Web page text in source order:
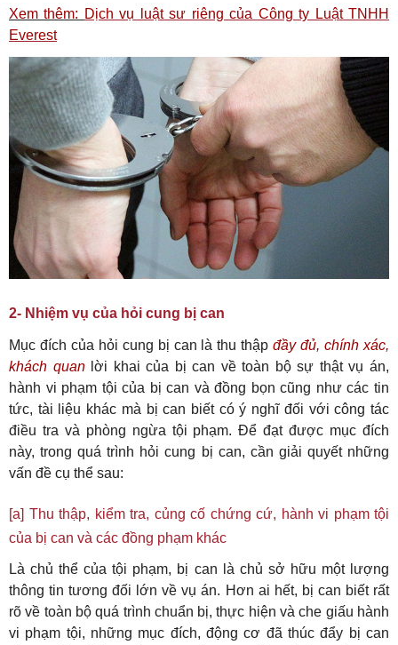
Xem thêm: Dịch vụ luật sư riêng của Công ty Luật TNHH
Everest
2- Nhiệm vụ của hỏi cung bị can
Mục đích của hỏi cung bị can là thu thậpđầy đủ, chính xác,
khách quanlời khai của bị can về toàn bộ sự thật vụ án,
hành vi phạm tội của bị can và đồng bọn cũng như các tin
tức, tài liệu khác mà bị can biết có ý nghĩ đối với công tác
điều tra và phòng ngừa tội phạm. Để đạt được mục đích
này, trong quá trình hỏi cung bị can, cần giải quyết những
vấn đề cụ thể sau:
[a] Thu thập, kiểm tra, củng cố chứng cứ, hành vi phạm tội
của bị can và các đồng phạm khác
Là chủ thể của tội phạm, bị can là chủ sở hữu một lượng
thông tin tương đối lớn về vụ án. Hơn ai hết, bị can biết rất
rõ về toàn bộ quá trình chuẩn bị, thực hiện và che giấu hành
vi phạm tội, những mục đích, động cơ đã thúc đẩy bị can